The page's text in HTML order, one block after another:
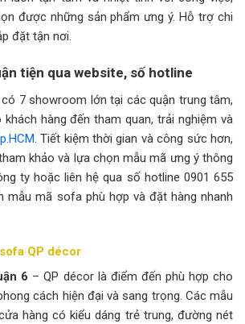
được những sản phẩm ưng ý. Hỗ trợ chi
đặt tận nơi.
tiện qua website, số hotline
7 showroom lớn tại các quận trung tâm,
hàng đến tham quan, trải nghiệm và
. Tiết kiệm thời gian và công sức hơn,
khảo và lựa chọn mẫu mã ưng ý thông
ty hoặc liên hệ qua số hotline 0901 655
mẫu mã sofa phù hợp và đặt hàng nhanh
QP décor
6 – QP décor là điểm đến phù hợp cho
cách hiện đại và sang trọng. Các mẫu
hàng có kiểu dáng trẻ trung, đường nét